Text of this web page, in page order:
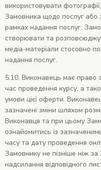
використовувати
Замовника щодо послуг або
рамках надання послуг.
створювати та
медіа-матеріали стосовно
надання послуг.
5.10. Виконавець має право
час проведення курсу, а
умови цієї оферти.
зазначені зміни шляхом
Виконавця та при цьому
ознайомитись із
часу та дату проведення
Замовнику не пізніше ніж
надсилання відповідного